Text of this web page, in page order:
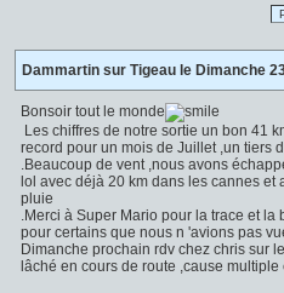
Dammartin sur Tigeau le Dimanche
Bonsoir tout le monde
Les chiffres de notre sortie un bon 41
record pour un mois de Juillet ,un tiers
.Beaucoup de vent ,nous avons
lol avec déjà 20 km dans les cannes
pluie
.Merci à Super Mario pour la trace et
pour certains que nous n 'avions pas
Dimanche prochain rdv chez chris sur
lâché en cours de route ,cause multiple